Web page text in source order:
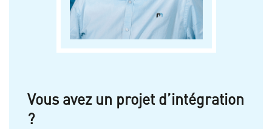
Vous avez un projet d’intégration
?